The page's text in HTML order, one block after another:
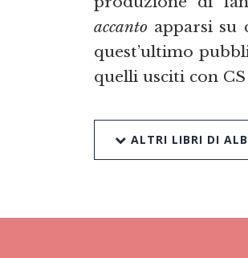
accanto apparsi su
quest’ultimo
quelli usciti con
ALTRI LIBRI DI